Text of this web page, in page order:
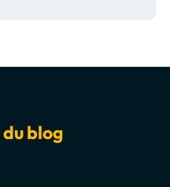
du blog